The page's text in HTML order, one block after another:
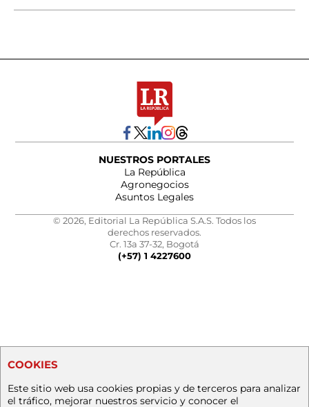
NUESTROS PORTALES
La República
Agronegocios
Asuntos Legales
© 2026, Editorial La República S.A.S. Todos los
derechos reservados.
Cr. 13a 37-32, Bogotá
(+57) 1 4227600
COOKIES
Este sitio web usa cookies propias y de terceros para analizar
el tráfico, mejorar nuestros servicio y conocer el